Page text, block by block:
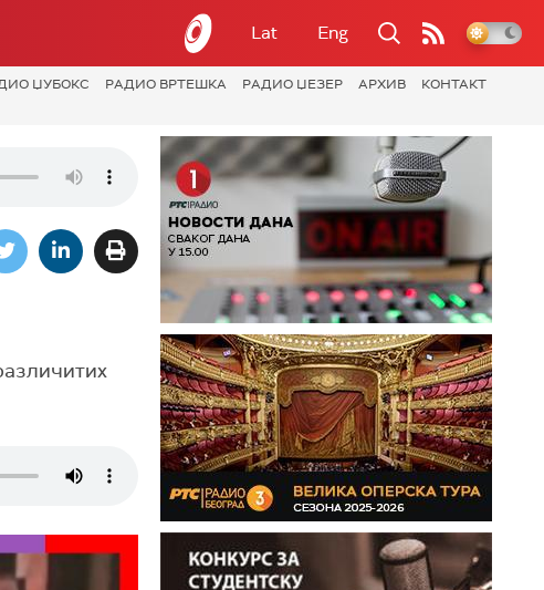
Lat Eng
ЏУБОКС РАДИО ВРТЕШКА РАДИО ЏЕЗЕР АРХИВ
КОНТАКТ